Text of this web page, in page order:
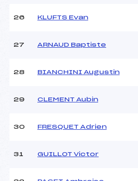
26 KLUFTS Evan
27 ARNAUD Baptiste
28 BIANCHINI Augustin
29 CLEMENT Aubin
30 FRESQUET Adrien
31 GUILLOT Victor